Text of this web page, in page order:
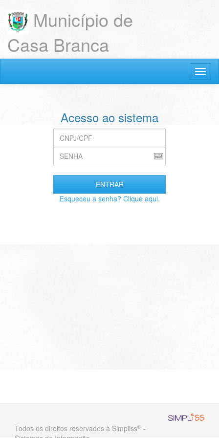
Município de
Casa Branca
Acesso ao sistema
Esqueceu a senha? Clique aqui.
Todos os direitos reservados à Simpliss® -